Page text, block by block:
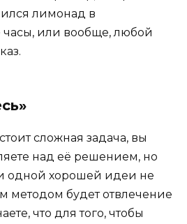
лимонад в
или вообще, любой
сложная задача, вы
над её решением, но
одной хорошей идеи не
методом будет отвлечение
что для того, чтобы